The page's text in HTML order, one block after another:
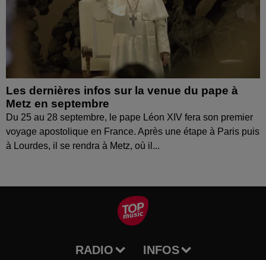
Les dernières infos sur la venue du pape à
Metz en septembre
Du 25 au 28 septembre, le pape Léon XIV fera son premier
voyage apostolique en France. Après une étape à Paris puis
à Lourdes, il se rendra à Metz, où il...
RADIO INFOS